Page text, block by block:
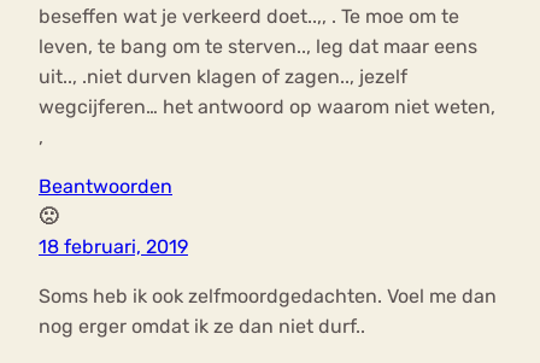
beseffen wat je verkeerd doet..,, . Te moe om te
leven, te bang om te sterven.., leg dat maar eens
uit.., .niet durven klagen of zagen.., jezelf
wegcijferen… het antwoord op waarom niet weten,
,
Beantwoorden
🙁
18 februari, 2019
Soms heb ik ook zelfmoordgedachten. Voel me dan
nog erger omdat ik ze dan niet durf..